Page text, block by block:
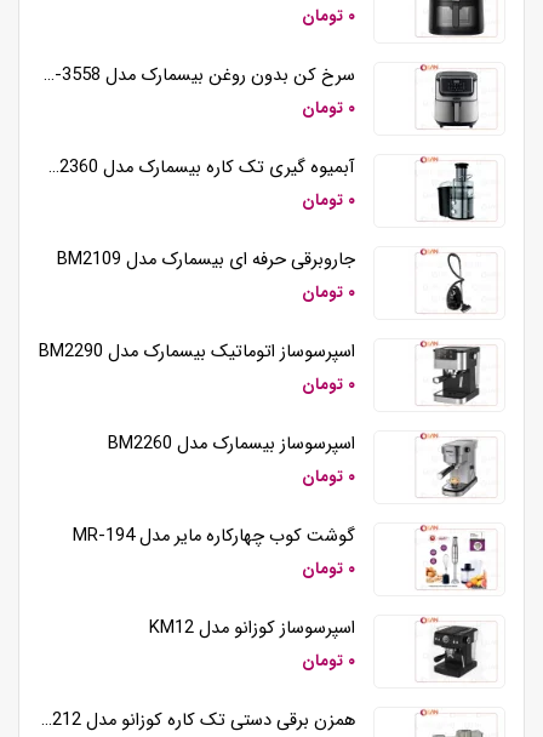
۰ تومان
سرخ کن بدون روغن بیسمارک مدل BM-3558
۰ تومان
آبمیوه گیری تک کاره بیسمارک مدل BM2360
۰ تومان
جاروبرقی حرفه ای بیسمارک مدل BM2109
۰ تومان
اسپرسوساز اتوماتیک بیسمارک مدل BM2290
۰ تومان
اسپرسوساز بیسمارک مدل BM2260
۰ تومان
گوشت کوب چهارکاره مایر مدل MR-194
۰ تومان
اسپرسوساز کوزانو مدل KM12
۰ تومان
همزن برقی دستی تک کاره کوزانو مدل HM212